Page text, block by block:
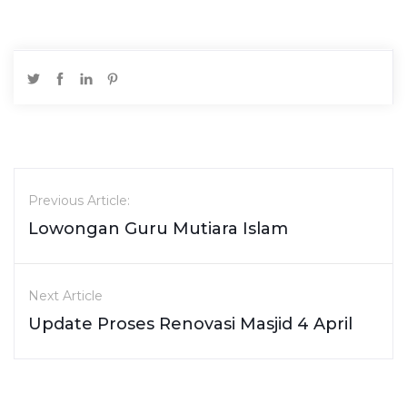
Previous Article:
Lowongan Guru Mutiara Islam
Next Article
Update Proses Renovasi Masjid 4 April